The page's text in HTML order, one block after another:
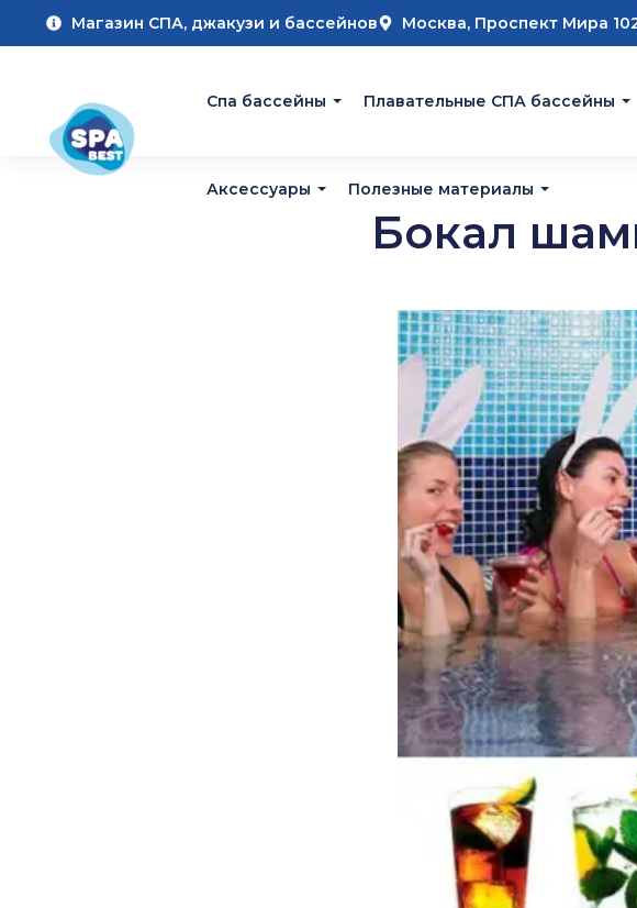
Магазин СПА, джакузи и бассейнов Москва, Проспект Мира
Cпа бассейны Плавательные СПА бассейны
Аксессуары Полезные материалы
Бокал